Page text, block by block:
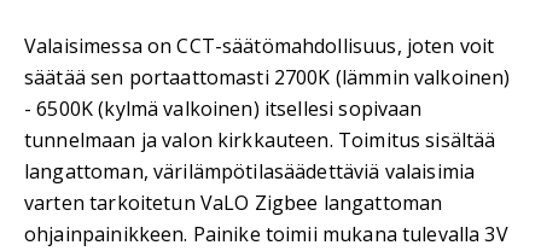
Valaisimessa on CCT-säätömahdollisuus, joten voit
säätää sen portaattomasti 2700K (lämmin valkoinen)
- 6500K (kylmä valkoinen) itsellesi sopivaan
tunnelmaan ja valon kirkkauteen. Toimitus sisältää
langattoman, värilämpötilasäädettäviä valaisimia
varten tarkoitetun VaLO Zigbee langattoman
ohjainpainikkeen. Painike toimii mukana tulevalla 3V